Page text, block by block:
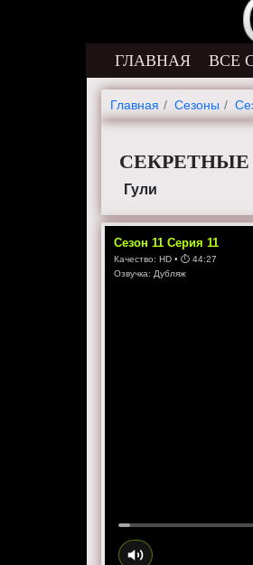
ГЛАВНАЯ ВСЕ
Главная Cезоны
СЕКРЕТНЫЕ
Гули
Сезон11 Серия11
Качество:HD • ⏱44:27
Озвучка: Дубляж